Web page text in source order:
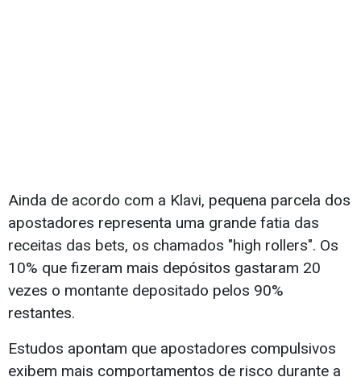
Ainda de acordo com a Klavi, pequena parcela dos
apostadores representa uma grande fatia das
receitas das bets, os chamados "high rollers". Os
10% que fizeram mais depósitos gastaram 20
vezes o montante depositado pelos 90%
restantes.
Estudos apontam que apostadores compulsivos
exibem mais comportamentos de risco durante a